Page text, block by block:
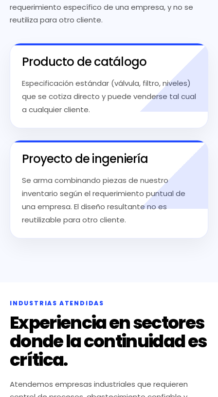
requerimiento específico de una empresa, y no se
reutiliza para otro cliente.
Producto de catálogo
Especificación estándar (válvula, filtro, niveles)
que se cotiza directo y puede venderse tal cual
a cualquier cliente.
Proyecto de ingeniería
Se arma combinando piezas de nuestro
inventario según el requerimiento puntual de
una empresa. El diseño resultante no es
reutilizable para otro cliente.
INDUSTRIAS ATENDIDAS
Experiencia en sectores
donde la continuidad es
crítica.
Atendemos empresas industriales que requieren